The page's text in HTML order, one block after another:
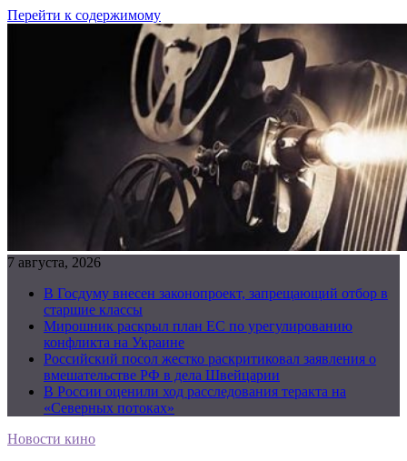
Перейти к содержимому
7 августа, 2026
В Госдуму внесен законопроект, запрещающий отбор в
старшие классы
Мирошник раскрыл план ЕС по урегулированию
конфликта на Украине
Российский посол жестко раскритиковал заявления о
вмешательстве РФ в дела Швейцарии
В России оценили ход расследования теракта на
«Северных потоках»
Новости кино